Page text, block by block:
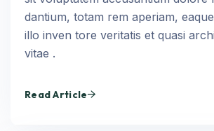
dantium, totam rem aperiam,
illo inven tore veritatis et quasi
vitae .
Read Article